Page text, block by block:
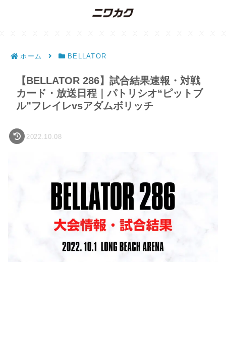
ホーム BELLATOR
【BELLATOR 286】試合結果速報・対戦
カード・放送日程｜パトリシオ“ピットブ
ル”フレイレvsアダムボリッチ
2022.10.08